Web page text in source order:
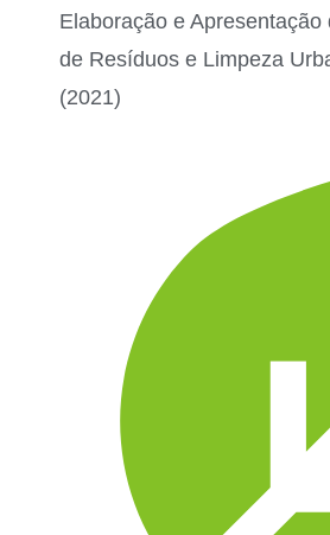
Elaboração e Apresentação
de Resíduos e Limpeza
(2021)